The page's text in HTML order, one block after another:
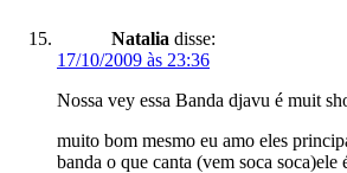
Natalia disse:
17/10/2009 às 23:36
Nossa vey essa Banda djavu é muit
muito bom mesmo eu amo eles
banda o que canta (vem soca soca)ele